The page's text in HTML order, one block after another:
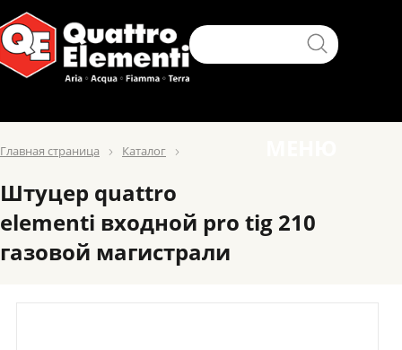
Главная страница Каталог
Штуцер quattro
elementi входной pro tig 210
газовой магистрали